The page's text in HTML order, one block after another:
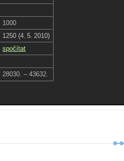
1000
1250 (4. 5. 2010)
spočítat
28030. – 43632.